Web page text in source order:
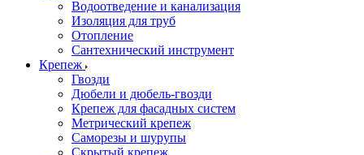
Водоотведение и канализация
Изоляция для труб
Отопление
Сантехнический инструмент
Крепеж
Гвозди
Дюбели и дюбель-гвозди
Крепеж для фасадных систем
Метрический крепеж
Саморезы и шурупы
Скрытый крепеж